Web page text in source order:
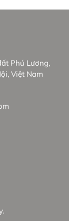
Phú Lương,
Việt Nam